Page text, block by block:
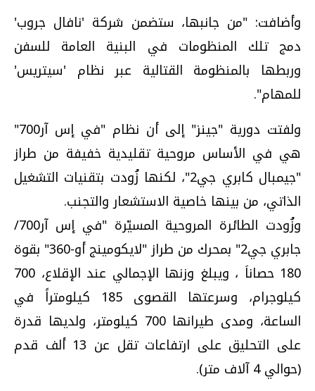
وأضافت: "من جانبها، ستضمن شركة 'نافال جروب'
دمج تلك المنظومات في البنية العامة للسفن
وربطها بالمنظومة القتالية عبر نظام 'سيتريس'
للمهام".
ولفتت دورية "جينز" إلى أن نظام "في إس آر700"
هي في الأساس مروحية تقليدية خفيفة من طراز
"جيمبال كابري جي2"، لكنها زُودت بتقنيات التشغيل
الذاتي، من بينها خاصية الاستشعار والتجنب.
وزُودت الطائرة المروحية المسيّرة "في إس آر700/
جابري جي2" بمحرك من طراز "لايكومينج أو-360" بقوة
180 حصاناَ ، ويبلغ وزنها الإجمالي عند الإقلاع، 700
كيلوجرام، وسرعتها القصوى 185 كيلومتراً في
الساعة، ومدى طيرانها 700 كيلومتر، ولديها قدرة
على التحليق على ارتفاعات تقل عن 13 ألف قدم
(حوالي 4 آلاف متر).